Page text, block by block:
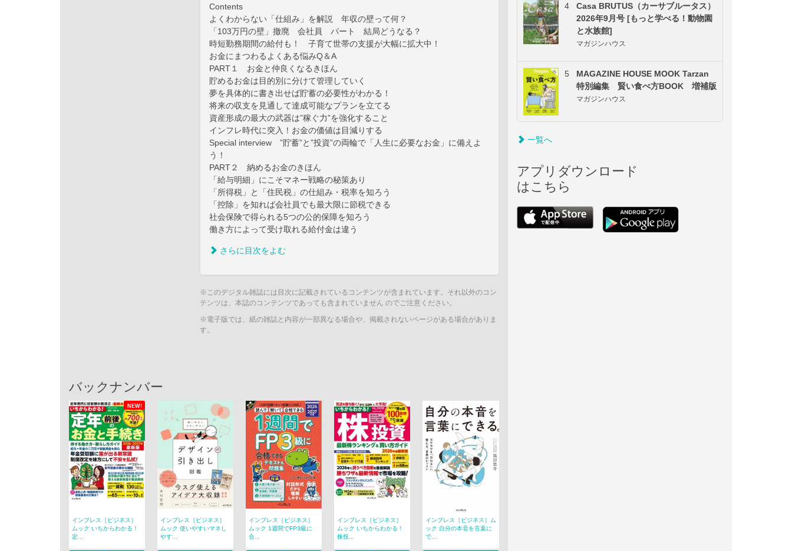
Contents
よくわからない「仕組み」を解説 年収の壁って何？
「103万円の壁」撤廃 会社員 パート 結局どうなる？
時短勤務期間の給付も！ 子育て世帯の支援が大幅に拡大中！
お金にまつわるよくある悩みQ＆A
PART１ お金と仲良くなるきほん
貯めるお金は目的別に分けて管理していく
夢を具体的に書き出せば貯蓄の必要性がわかる！
将来の収支を見通して達成可能なプランを立てる
資産形成の最大の武器は”稼ぐ力”を強化すること
インフレ時代に突入！お金の価値は目減りする
Special interview ”貯蓄”と”投資”の両輪で「人生に必要なお金」に備えよ
う！
PART２ 納めるお金のきほん
「給与明細」にこそマネー戦略の秘策あり
「所得税」と「住民税」の仕組み・税率を知ろう
「控除」を知れば会社員でも最大限に節税できる
社会保険で得られる5つの公的保障を知ろう
働き方によって受け取れる給付金は違う
さらに目次をよむ
※このデジタル雑誌には目次に記載されているコンテンツが含まれています。それ以外のコン
テンツは、本誌のコンテンツであっても含まれていません のでご注意ください。
※電子版では、紙の雑誌と内容が一部異なる場合や、掲載されないページがある場合がありま
す。
バックナンバー
NEW!
インプレス［ビジネス］
ムック いちからわかる！
定...
インプレス［ビジネス］
ムック 使いやすいマネし
やす...
インプレス［ビジネス］
ムック 1週間でFP3級に
合...
インプレス［ビジネス］
ムック いちからわかる！
株投...
インプレス［ビジネス］ム
ック 自分の本音を言葉に
で...
4
Casa BRUTUS（カーサブルータス）
2026年9月号 [もっと学べる！動物園
と水族館]
マガジンハウス
5
MAGAZINE HOUSE MOOK Tarzan
特別編集 賢い食べ方BOOK 増補版
マガジンハウス
一覧へ
アプリダウンロード
はこちら